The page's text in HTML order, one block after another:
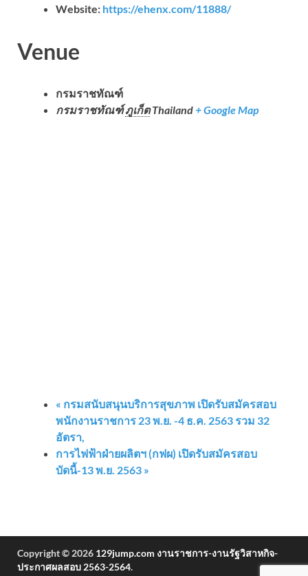
Website: https://ehenx.com/11888/
Venue
กรมราชทัณฑ์
กรมราชทัณฑ์ภูเก็ต Thailand + Google Map
« กรมสนับสนุนบริการสุขภาพ เปิดรับสมัครสอบ
พนักงานราชการ 23 พ.ย. -4 ธ.ค. 2563 รวม 32
อัตรา,
การไฟฟ้าฝ่ายผลิตฯ (กฟผ) เปิดรับสมัครสอบ
บัดนี้-13 พ.ย. 2563 »
Copyright © 2026 129jump.com งานราชการ-งานรัฐวิสาหกิจ-
ประกาศผลสอบ 2563-2564.